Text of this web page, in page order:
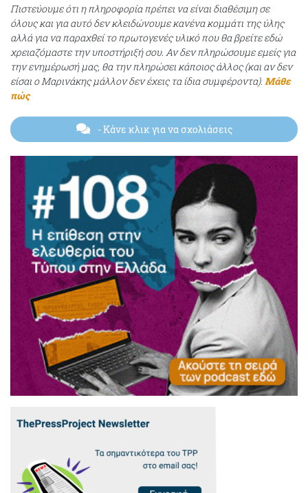
Πιστεύουμε ότι η πληροφορία πρέπει να είναι διαθέσιμη σε
όλους και για αυτό δεν κλειδώνουμε κανένα κομμάτι της ύλης
αλλά για να παραχθεί το πρωτογενές υλικό που θα βρείτε εδώ
χρειαζόμαστε την υποστήριξή σου. Αν δεν πληρώσουμε εμείς για
την ενημέρωσή μας, θα την πληρώσει κάποιος άλλος (και αν δεν
είσαι ο Μαρινάκης μάλλον δεν έχεις τα ίδια συμφέροντα). Μάθε
πώς
- Κάνε κλικ για να σχολιάσεις